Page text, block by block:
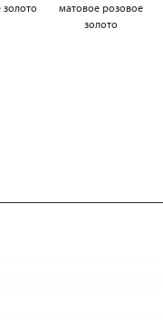
матовое розовое
золото